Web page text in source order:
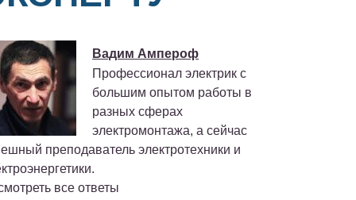
Вадим Ампероф
Профессионал электрик с
большим опытом работы в
разных сферах
электромонтажа, а сейчас
преподаватель электротехники и
все ответы